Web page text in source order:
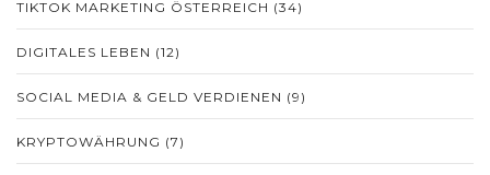
TIKTOK MARKETING ÖSTERREICH (34)
DIGITALES LEBEN (12)
SOCIAL MEDIA & GELD VERDIENEN (9)
KRYPTOWÄHRUNG (7)